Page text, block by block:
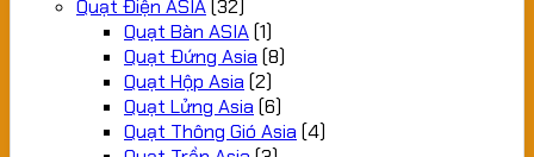
Quạt Điện ASIA(32)
Quạt Bàn ASIA(1)
Quạt Đứng Asia (8)
Quạt Hộp Asia (2)
Quạt Lửng Asia (6)
Quạt Thông Gió Asia (4)